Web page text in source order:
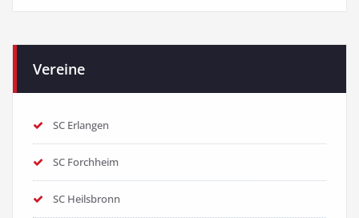
Vereine
SC Erlangen
SC Forchheim
SC Heilsbronn